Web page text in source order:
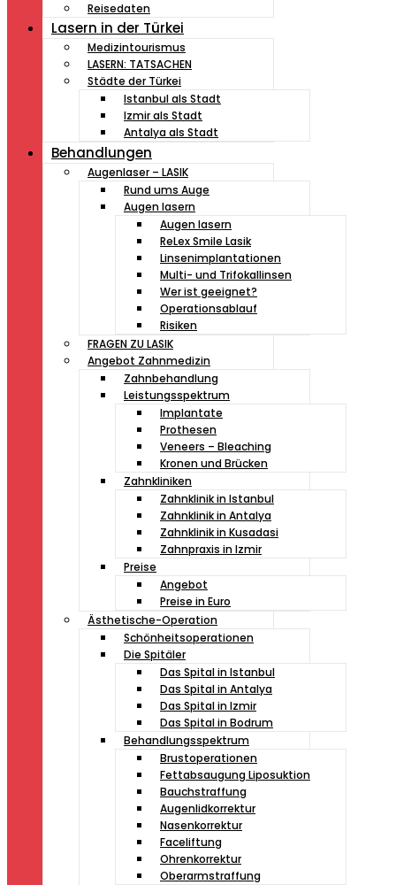
Reisedaten
Lasern in der Türkei
Medizintourismus
LASERN: TATSACHEN
Städte der Türkei
Istanbul als Stadt
Izmir als Stadt
Antalya als Stadt
Behandlungen
Augenlaser – LASIK
Rund ums Auge
Augen lasern
Augen lasern
ReLex Smile Lasik
Linsenimplantationen
Multi- und Trifokallinsen
Wer ist geeignet?
Operationsablauf
Risiken
FRAGEN ZU LASIK
Angebot Zahnmedizin
Zahnbehandlung
Leistungsspektrum
Implantate
Prothesen
Veneers – Bleaching
Kronen und Brücken
Zahnkliniken
Zahnklinik in Istanbul
Zahnklinik in Antalya
Zahnklinik in Kusadasi
Zahnpraxis in Izmir
Preise
Angebot
Preise in Euro
Ästhetische-Operation
Schönheitsoperationen
Die Spitäler
Das Spital in Istanbul
Das Spital in Antalya
Das Spital in Izmir
Das Spital in Bodrum
Behandlungsspektrum
Brustoperationen
Fettabsaugung Liposuktion
Bauchstraffung
Augenlidkorrektur
Nasenkorrektur
Faceliftung
Ohrenkorrektur
Oberarmstraffung